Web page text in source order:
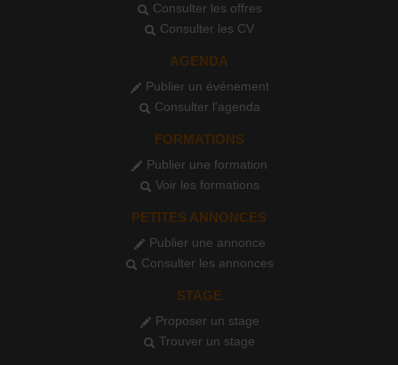
Consulter les offres
Consulter les CV
AGENDA
Publier un événement
Consulter l'agenda
FORMATIONS
Publier une formation
Voir les formations
PETITES ANNONCES
Publier une annonce
Consulter les annonces
STAGE
Proposer un stage
Trouver un stage